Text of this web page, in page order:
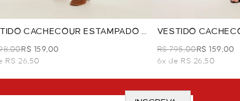
CACHECOUR ESTAMPADO -
R$ 159,00
R$ 26,50
VESTIDO
VERDE
R$ 795,00R$ 159,00
6x de R$ 26,50